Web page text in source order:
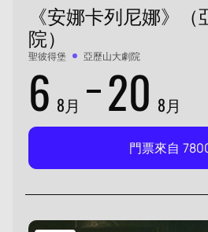
《安娜卡列尼娜》
院）
聖彼得堡 亞歷山大劇院
6 8月 20 8月
門票來自